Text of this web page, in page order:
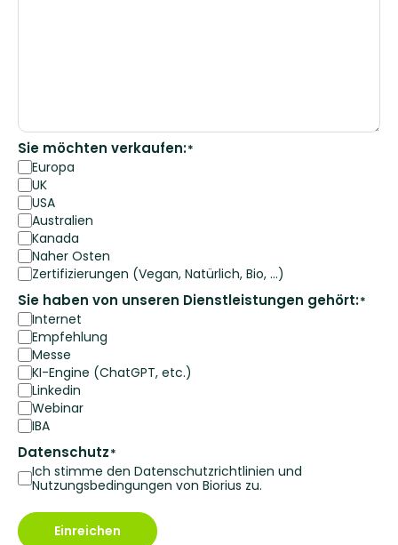
Sie möchten verkaufen:*
Europa
UK
USA
Australien
Kanada
Naher Osten
Zertifizierungen (Vegan, Natürlich, Bio, ...)
Sie haben von unseren Dienstleistungen gehört:*
Internet
Empfehlung
Messe
KI-Engine (ChatGPT, etc.)
Linkedin
Webinar
IBA
Datenschutz*
Ich stimme den Datenschutzrichtlinien und
Nutzungsbedingungen von Biorius zu.
Einreichen